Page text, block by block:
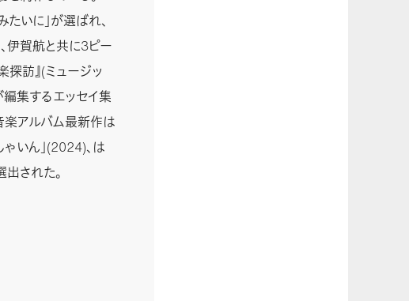
いに」が選ばれ、
伊賀航と共に3ピー
探訪』(ミュージッ
集するエッセイ集
楽アルバム最新作は
ゃいん」(2024)、は
された。